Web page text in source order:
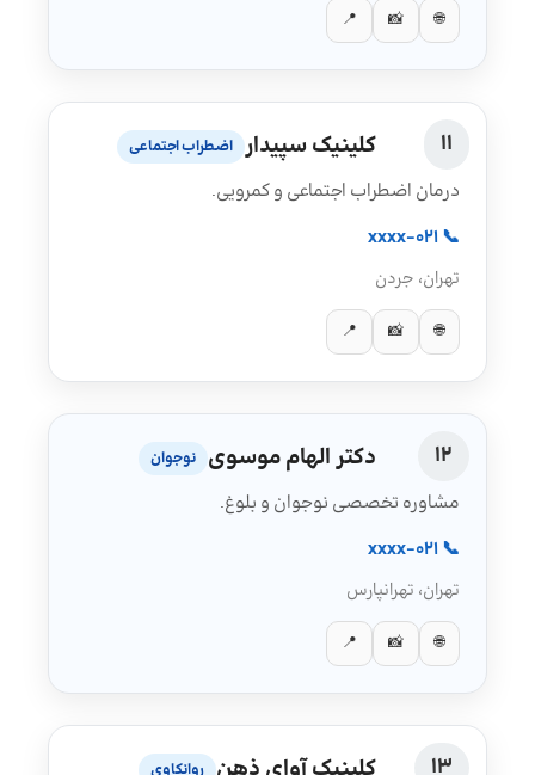
🌐
📸
📍
11 کلینیک سپیدار اضطراب اجتماعی
درمان اضطراب اجتماعی و کمرویی.
📞 021-xxxx
تهران، جردن
🌐
📸
📍
12 دکتر الهام موسوی نوجوان
مشاوره تخصصی نوجوان و بلوغ.
📞 021-xxxx
تهران، تهرانپارس
🌐
📸
📍
13 روانکاوی